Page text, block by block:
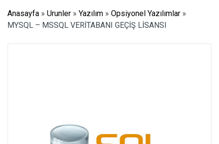
Anasayfa » Urunler » Yazılım » Opsiyonel Yazılımlar »
MYSQL – MSSQL VERİTABANI GEÇİŞ LİSANSI